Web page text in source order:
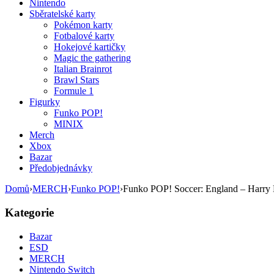
Nintendo
Sběratelské karty
Pokémon karty
Fotbalové karty
Hokejové kartičky
Magic the gathering
Italian Brainrot
Brawl Stars
Formule 1
Figurky
Funko POP!
MINIX
Merch
Xbox
Bazar
Předobjednávky
Domů›MERCH›Funko POP!›Funko POP! Soccer: England – Harry
Kategorie
Bazar
ESD
MERCH
Nintendo Switch